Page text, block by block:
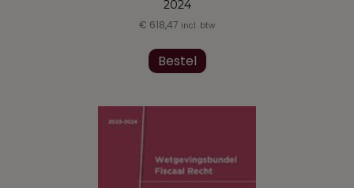
2024
€ 618,47 incl. btw
Bestel